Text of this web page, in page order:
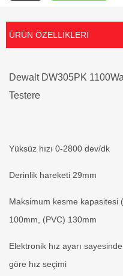
ÜRÜN ÖZELLIKLERI
Dewalt DW305PK
Testere
Yüksüz hızı 0-2800 dev/dk
Derinlik hareketi 29mm
Maksimum kesme kapasitesi
100mm, (PVC) 130mm
Elektronik hız ayarı
göre hız seçimi